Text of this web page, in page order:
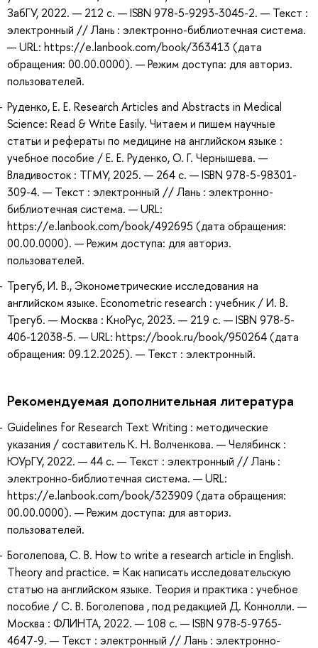
ЗабГУ, 2022. — 212 с. — ISBN 978-5-9293-3045-2. — Текст :
электронный // Лань : электронно-библиотечная система.
— URL: https://e.lanbook.com/book/363413 (дата
обращения: 00.00.0000). — Режим доступа: для авториз.
пользователей.
Руденко, Е. Е. Research Articles and Abstracts in Medical
Science: Read & Write Easily. Читаем и пишем научные
статьи и рефераты по медицине на английском языке :
учебное пособие / Е. Е. Руденко, О. Г. Чернышева. —
Владивосток : ТГМУ, 2025. — 264 с. — ISBN 978-5-98301-
309-4. — Текст : электронный // Лань : электронно-
библиотечная система. — URL:
https://e.lanbook.com/book/492695 (дата обращения:
00.00.0000). — Режим доступа: для авториз.
пользователей.
Трегуб, И. В., Эконометрические исследования на
английском языке. Econometric research : учебник / И. В.
Трегуб. — Москва : КноРус, 2023. — 219 с. — ISBN 978-5-
406-12038-5. — URL: https://book.ru/book/950264 (дата
обращения: 09.12.2025). — Текст : электронный.
Рекомендуемая дополнительная литература
Guidelines for Research Text Writing : методические
указания / составитель К. Н. Волченкова. — Челябинск :
ЮУрГУ, 2022. — 44 с. — Текст : электронный // Лань :
электронно-библиотечная система. — URL:
https://e.lanbook.com/book/323909 (дата обращения:
00.00.0000). — Режим доступа: для авториз.
пользователей.
Боголепова, С. В. How to write a research article in English.
Theory and practice. = Как написать исследовательскую
статью на английском языке. Теория и практика : учебное
пособие / С. В. Боголепова , под редакцией Д. Коннолли. —
Москва : ФЛИНТА, 2022. — 108 с. — ISBN 978-5-9765-
4647-9. — Текст : электронный // Лань : электронно-